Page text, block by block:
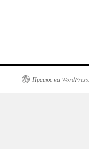
Працює на WordPress.